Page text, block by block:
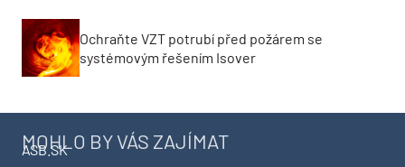
Ochraňte VZT potrubí před požárem se
systémovým řešením Isover
MOHLO BY VÁS ZAJÍMAT
ASB.SK